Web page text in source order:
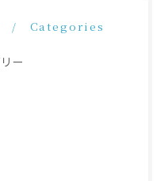
Categories
ー